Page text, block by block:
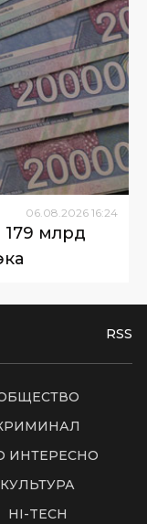
06.08.2026 16:24
179 млрд
RSS
ИНТЕРЕСНО
КУЛЬТУРА
HI-TECH